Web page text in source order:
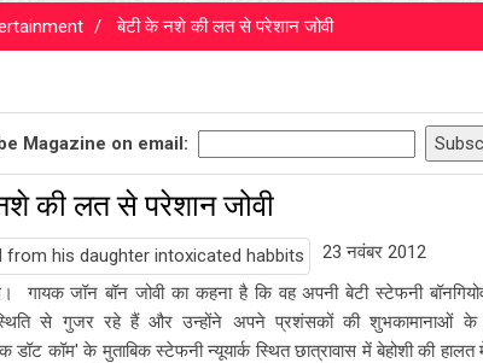
बेटी के नशे की लत से परेशान जोवी
Magazine on email:
की लत से परेशान जोवी
23 नवंबर 2012
गायक जॉन बॉन जोवी का कहना है कि वह अपनी बेटी स्टेफनी
स्थिति से गुजर रहे हैं और उन्होंने अपने प्रशंसकों की शुभकामानाओं
डॉट कॉम' के मुताबिक स्टेफनी न्यूयार्क स्थित छात्रावास में बेहोशी की